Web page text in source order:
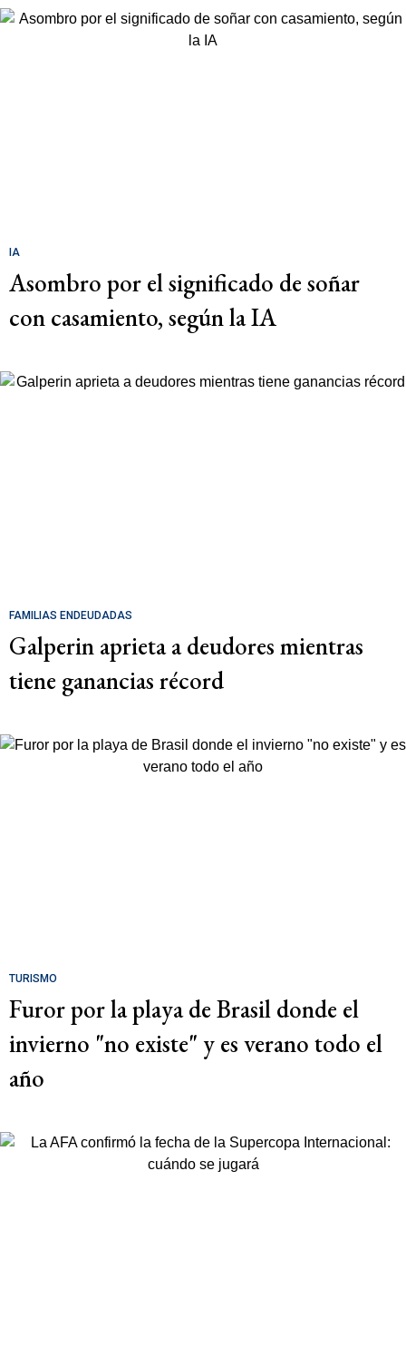
IA
Asombro por el significado de soñar
con casamiento, según la IA
FAMILIAS ENDEUDADAS
Galperin aprieta a deudores mientras
tiene ganancias récord
TURISMO
Furor por la playa de Brasil donde el
invierno "no existe" y es verano todo el
año